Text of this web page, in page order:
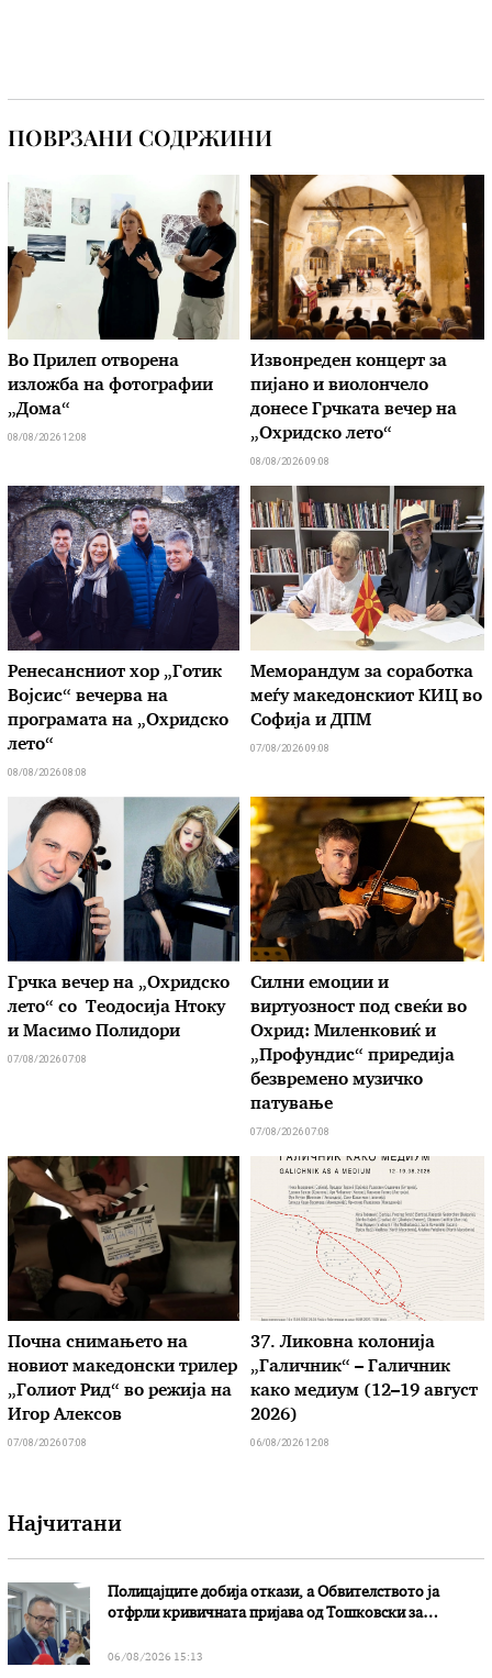
ПОВРЗАНИ СОДРЖИНИ
Во Прилеп отворена
изложба на фотографии
„Дома“
08/08/2026 12:08
Извонреден концерт за
пијано и виолончело
донесе Грчката вечер на
„Охридско лето“
08/08/2026 09:08
Ренесансниот хор „Готик
Војсис“ вечерва на
програмата на „Охридско
лето“
08/08/2026 08:08
Меморандум за соработка
меѓу македонскиот КИЦ во
Софија и ДПМ
07/08/2026 09:08
Грчка вечер на „Охридско
лето“ со Теодосија Нтоку
и Масимо Полидори
07/08/2026 07:08
Силни емоции и
виртуозност под свеќи во
Охрид: Миленковиќ и
„Профундис“ приредија
безвремено музичко
патување
07/08/2026 07:08
Почна снимањето на
новиот македонски трилер
„Голиот Рид“ во режија на
Игор Алексов
07/08/2026 07:08
37. Ликовна колонија
„Галичник“ – Галичник
како медиум (12–19 август
2026)
06/08/2026 12:08
Најчитани
Полицајците добија откази, а Обвителството ја
отфрли кривичната пријава од Тошковски за
06/08/2026 15:13